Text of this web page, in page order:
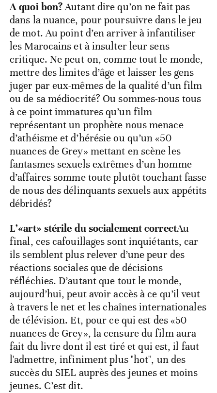
A quoi bon?Autant dire qu’on ne fait pas
dans la nuance, pour poursuivre dans le jeu
de mot. Au point d’en arriver à infantiliser
les Marocains et à insulter leur sens
critique. Ne peut-on, comme tout le monde,
mettre des limites d’âge et laisser les gens
juger par eux-mêmes de la qualité d’un film
ou de sa médiocrité? Ou sommes-nous tous
à ce point immatures qu’un film
représentant un prophète nous menace
d’athéisme et d’hérésie ou qu’un «50
nuances de Grey» mettant en scène les
fantasmes sexuels extrêmes d’un homme
d’affaires somme toute plutôt touchant fasse
de nous des délinquants sexuels aux appétits
débridés?
L’«art» stérile du socialement correctAu
final, ces cafouillages sont inquiétants, car
ils semblent plus relever d’une peur des
réactions sociales que de décisions
réfléchies. D’autant que tout le monde,
aujourd’hui, peut avoir accès à ce qu’il veut
à travers le net et les chaînes internationales
de télévision. Et, pour ce qui est des «50
nuances de Grey», la censure du film aura
fait du livre dont il est tiré et qui est, il faut
l'admettre, infiniment plus "hot", un des
succès du SIEL auprès des jeunes et moins
jeunes. C’est dit.